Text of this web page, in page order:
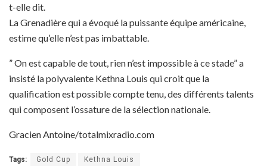
t-elle dit.
La Grenadière qui a évoqué la puissante équipe américaine,
estime qu’elle n’est pas imbattable.
” On est capable de tout, rien n’est impossible à ce stade” a
insisté la polyvalente Kethna Louis qui croit que la
qualification est possible compte tenu, des différents talents
qui composent l’ossature de la sélection nationale.
Gracien Antoine/totalmixradio.com
Tags: Gold Cup Kethna Louis